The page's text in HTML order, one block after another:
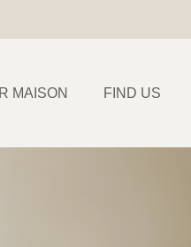
MAISON FIND US